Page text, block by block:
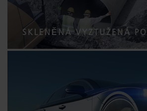
SKLENĚNÁ VYZTUŽENÁ